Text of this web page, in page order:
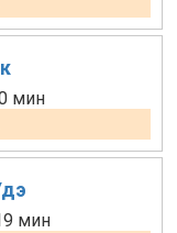
мин
мин